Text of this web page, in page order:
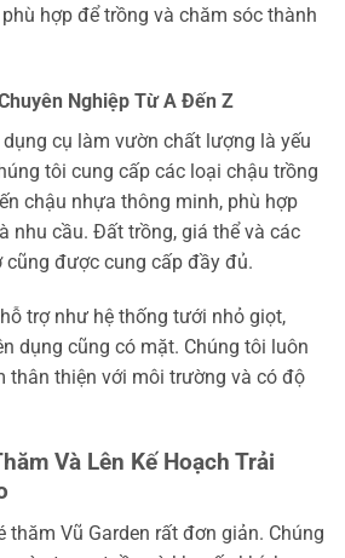
hợp để trồng và chăm sóc thành
Nghiệp Từ A Đến Z
dụng cụ làm vườn chất lượng là yếu
tôi cung cấp các loại chậu trồng
chậu nhựa thông minh, phù hợp
nhu cầu. Đất trồng, giá thể và các
cũng được cung cấp đầy đủ.
trợ như hệ thống tưới nhỏ giọt,
dụng cũng có mặt. Chúng tôi luôn
thân thiện với môi trường và có độ
Và Lên Kế Hoạch Trải
thăm Vũ Garden rất đơn giản. Chúng